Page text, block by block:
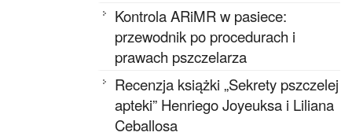
Kontrola ARiMR w pasiece:
przewodnik po procedurach i
prawach pszczelarza
Recenzja książki „Sekrety pszczelej
apteki” Henriego Joyeuksa i Liliana
Ceballosa